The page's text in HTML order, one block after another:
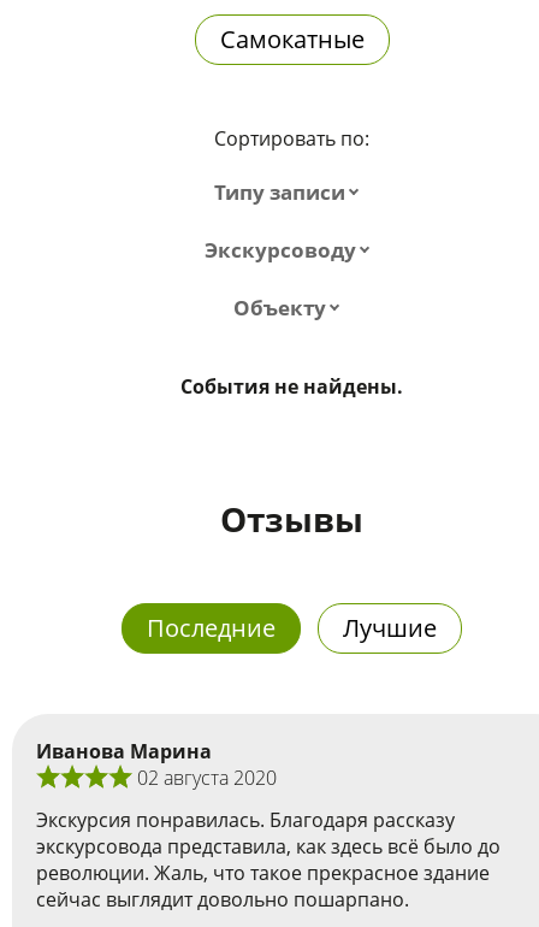
Самокатные
Сортировать по:
Типу записи
Экскурсоводу
Объекту
События не найдены.
Отзывы
Последние Лучшие
Иванова Марина
02 августа 2020
Экскурсия понравилась. Благодаря рассказу
экскурсовода представила, как здесь всё было до
революции. Жаль, что такое прекрасное здание
сейчас выглядит довольно пошарпано.